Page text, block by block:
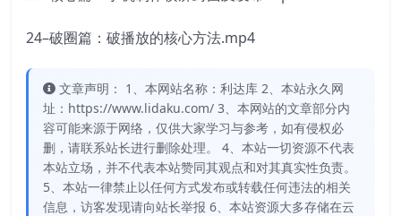
24–破圈篇：破播放的核心方法.mp4
文章声明： 1、本网站名称：利达库 2、本站永久网
址：https://www.lidaku.com/ 3、本网站的文章部分内
容可能来源于网络，仅供大家学习与参考，如有侵权必
删，请联系站长进行删除处理。 4、本站一切资源不代表
本站立场，并不代表本站赞同其观点和对其真实性负责。
5、本站一律禁止以任何方式发布或转载任何违法的相关
信息，访客发现请向站长举报 6、本站资源大多存储在云